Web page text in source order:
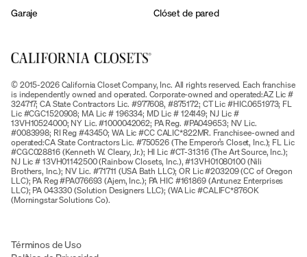
Garaje
Clóset de pared
© 2015-2026 California Closet Company, Inc. All rights reserved. Each franchise
is independently owned and operated. Corporate-owned and operated:AZ Lic #
324717; CA State Contractors Lic. #977608, #875172; CT Lic #HIC.0651973; FL
Lic #CGC1520908; MA Lic # 196334; MD Lic # 124149; NJ Lic #
13VH10524000; NY Lic. #1000042062; PA Reg. #PA049653; NV Lic.
#0083998; RI Reg #43450; WA Lic #CC CALIC*822MR. Franchisee-owned and
operated:CA State Contractors Lic. #750526 (The Emperor’s Closet, Inc.); FL Lic
#CGC028816 (Kenneth W. Cleary, Jr.); HI Lic #CT-31316 (The Art Source, Inc.);
NJ Lic # 13VH01142500 (Rainbow Closets, Inc.), #13VH01080100 (Nili
Brothers, Inc.); NV Lic. #71711 (USA Bath LLC); OR Lic #203209 (CC of Oregon
LLC); PA Reg #PA076693 (Ajem, Inc.); PA HIC #161869 (Antunez Enterprises
LLC); PA 043330 (Solution Designers LLC); (WA Lic #CALIFC*876OK
(Morningstar Solutions Co).
Términos de Uso